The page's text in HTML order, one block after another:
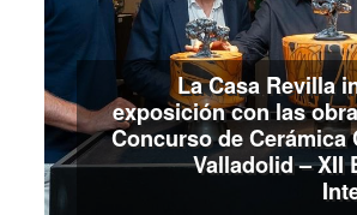
La Casa Revilla
exposición con las
Concurso de Cerámica
Valladolid – XII